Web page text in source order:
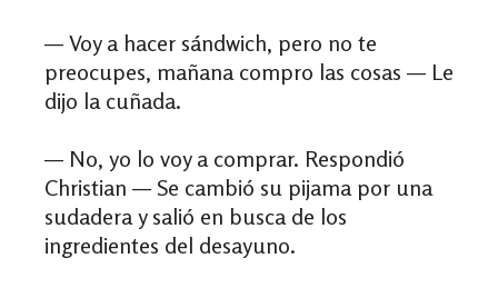
— Voy a hacer sándwich, pero no te
preocupes, mañana compro las cosas — Le
dijo la cuñada.
— No, yo lo voy a comprar. Respondió
Christian — Se cambió su pijama por una
sudadera y salió en busca de los
ingredientes del desayuno.